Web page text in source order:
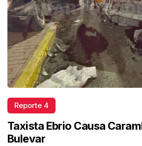
Reporte 4
Taxista Ebrio Causa
Bulevar